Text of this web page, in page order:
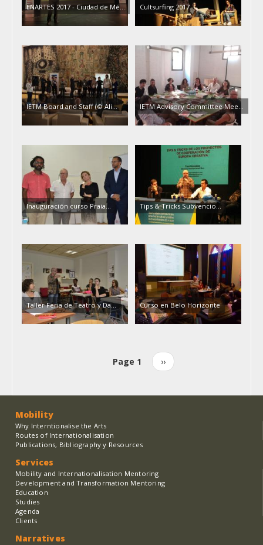
ENARTES 2017 - Ciudad de Mé… Cultsurfing 2017
IETM Board and Staff (© Ali… IETM Advisory Committee Mee…
Inauguración curso Praia… Tips & Tricks Subvencio…
Taller Feria de Teatro y Da… Curso en Belo Horizonte
Page 1
Next
page
››
Mobility
Why Interntionalise the Arts
Routes of Internationalisation
Publications, Bibliography y Resources
Services
Mobility and Internationalisation Mentoring
Development and Transformation Mentoring
Education
Studies
Agenda
Clients
Narratives